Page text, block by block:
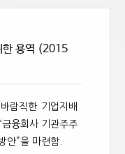
한 용역 (2015
람직한 기업지배
융회사 기관주주
안”을 마련함.